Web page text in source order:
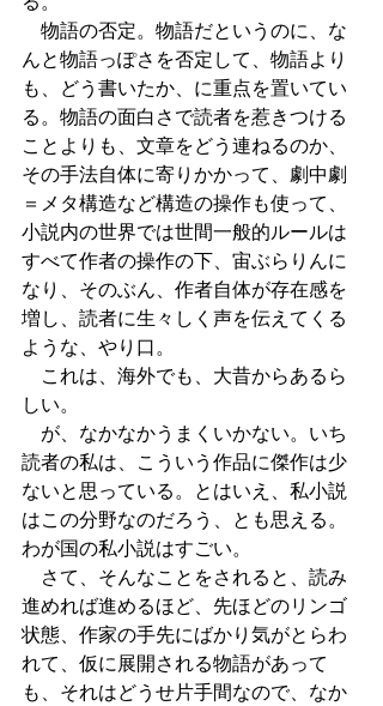
物語の否定。物語だというのに、な
んと物語っぽさを否定して、物語より
も、どう書いたか、に重点を置いてい
る。物語の面白さで読者を惹きつける
ことよりも、文章をどう連ねるのか、
その手法自体に寄りかかって、劇中劇
＝メタ構造など構造の操作も使って、
小説内の世界では世間一般的ルールは
すべて作者の操作の下、宙ぶらりんに
なり、そのぶん、作者自体が存在感を
増し、読者に生々しく声を伝えてくる
ような、やり口。
これは、海外でも、大昔からあるら
しい。
が、なかなかうまくいかない。いち
読者の私は、こういう作品に傑作は少
ないと思っている。とはいえ、私小説
はこの分野なのだろう、とも思える。
わが国の私小説はすごい。
さて、そんなことをされると、読み
進めれば進めるほど、先ほどのリンゴ
状態、作家の手先にばかり気がとらわ
れて、仮に展開される物語があって
も、それはどうせ片手間なので、なか